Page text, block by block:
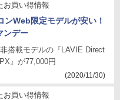
お買い得情報
ンWeb限定モデルが安い！
ンデー
搭載モデルの『LAVIE Direct
』が77,000円
(2020/11/30)
お買い得情報